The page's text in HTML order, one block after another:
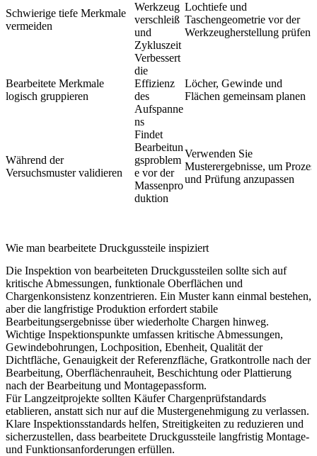
Schwierige tiefe Merkmale
vermeiden
Werkzeug
verschleiß
und
Zykluszeit
Lochtiefe und
Taschengeometrie vor der
Werkzeugherstellung prüfen
Bearbeitete Merkmale
logisch gruppieren
Verbessert
die
Effizienz
des
Aufspanne
ns
Löcher, Gewinde und
Flächen gemeinsam planen
Während der
Versuchsmuster validieren
Findet
Bearbeitun
gsproblem
e vor der
Massenpro
duktion
Verwenden Sie
Musterergebnisse, um
und Prüfung anzupassen
Wie man bearbeitete Druckgussteile inspiziert
Die Inspektion von bearbeiteten Druckgussteilen sollte sich auf
kritische Abmessungen, funktionale Oberflächen und
Chargenkonsistenz konzentrieren. Ein Muster kann einmal bestehen,
aber die langfristige Produktion erfordert stabile
Bearbeitungsergebnisse über wiederholte Chargen hinweg.
Wichtige Inspektionspunkte umfassen kritische Abmessungen,
Gewindebohrungen, Lochposition, Ebenheit, Qualität der
Dichtfläche, Genauigkeit der Referenzfläche, Gratkontrolle nach der
Bearbeitung, Oberflächenrauheit, Beschichtung oder Plattierung
nach der Bearbeitung und Montagepassform.
Für Langzeitprojekte sollten Käufer Chargenprüfstandards
etablieren, anstatt sich nur auf die Mustergenehmigung zu verlassen.
Klare Inspektionsstandards helfen, Streitigkeiten zu reduzieren und
sicherzustellen, dass bearbeitete Druckgussteile langfristig Montage-
und Funktionsanforderungen erfüllen.